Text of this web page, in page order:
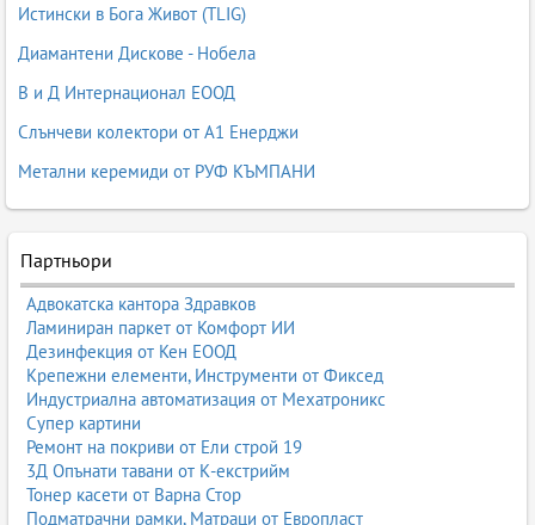
Истински в Бога Живот (TLIG)
Диамантени Дискове - Нобела
В и Д Интернационал ЕООД
Слънчеви колектори от А1 Енерджи
Метални керемиди от РУФ КЪМПАНИ
Партньори
Адвокатска кантора Здравков
Ламиниран паркет от Комфорт ИИ
Дезинфекция от Кен ЕООД
Крепежни елементи, Инструменти от Фиксед
Индустриална автоматизация от Мехатроникс
Супер картини
Ремонт на покриви от Ели строй 19
3Д Опънати тавани от К-екстрийм
Тонер касети от Варна Стор
Подматрачни рамки, Матраци от Европласт